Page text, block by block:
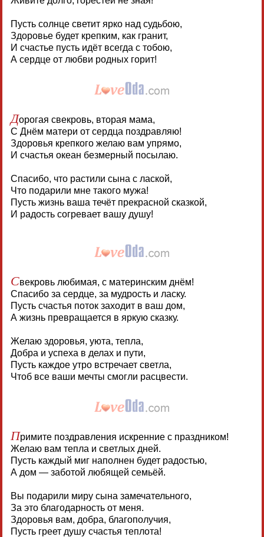
Пусть солнце светит ярко над судьбою,
Здоровье будет крепким, как гранит,
И счастье пусть идёт всегда с тобою,
А сердце от любви родных горит!
Дорогая свекровь, вторая мама,
С Днём матери от сердца поздравляю!
Здоровья крепкого желаю вам упрямо,
И счастья океан безмерный посылаю.
Спасибо, что растили сына с лаской,
Что подарили мне такого мужа!
Пусть жизнь ваша течёт прекрасной сказкой,
И радость согревает вашу душу!
Свекровь любимая, с материнским днём!
Спасибо за сердце, за мудрость и ласку.
Пусть счастья поток заходит в ваш дом,
А жизнь превращается в яркую сказку.
Желаю здоровья, уюта, тепла,
Добра и успеха в делах и пути,
Пусть каждое утро встречает светла,
Чтоб все ваши мечты смогли расцвести.
Примите поздравления искренние с праздником!
Желаю вам тепла и светлых дней.
Пусть каждый миг наполнен будет радостью,
А дом — заботой любящей семьёй.
Вы подарили миру сына замечательного,
За это благодарность от меня.
Здоровья вам, добра, благополучия,
Пусть греет душу счастья теплота!